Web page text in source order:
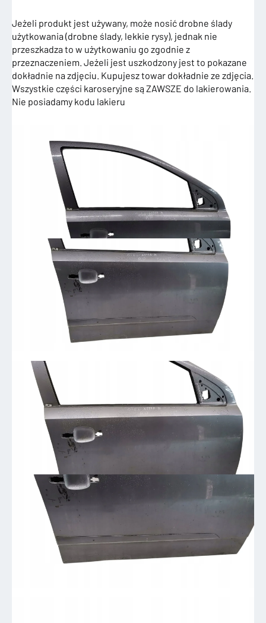
Jeżeli produkt jest używany, może nosić drobne ślady
użytkowania (drobne ślady, lekkie rysy), jednak nie
przeszkadza to w użytkowaniu go zgodnie z
przeznaczeniem. Jeżeli jest uszkodzony jest to pokazane
dokładnie na zdjęciu. Kupujesz towar dokładnie ze zdjęcia.
Wszystkie części karoseryjne są ZAWSZE do lakierowania.
Nie posiadamy kodu lakieru